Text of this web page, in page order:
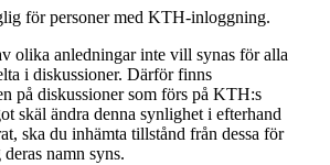
för personer med KTH-inloggning.
olika anledningar inte vill synas för alla
i diskussioner. Därför finns
på diskussioner som förs på KTH:s
skäl ändra denna synlighet i efterhand
ska du inhämta tillstånd från dessa för
namn syns.